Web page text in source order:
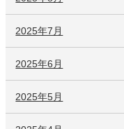
2025年7月
2025年6月
2025年5月